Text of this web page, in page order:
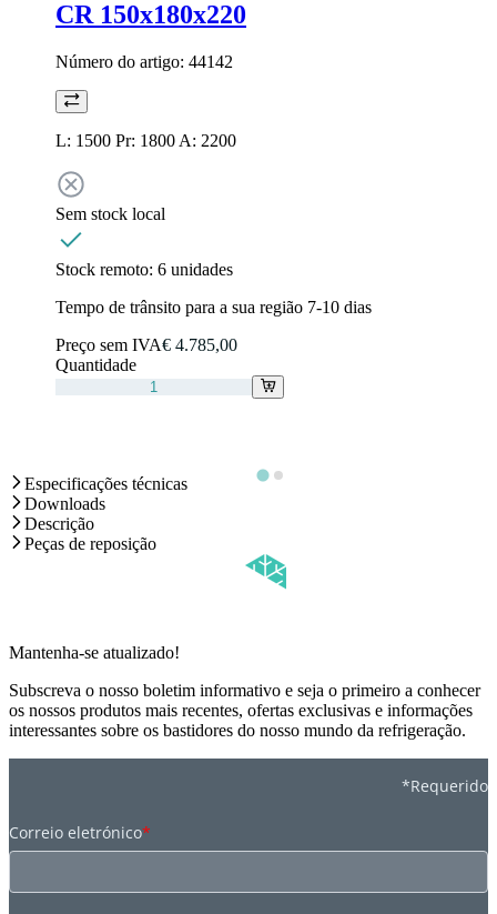
CR 150x180x220
Número do artigo: 44142
L: 1500 Pr: 1800 A: 2200
Sem stock local
Stock remoto: 6 unidades
Tempo de trânsito para a sua região 7-10 dias
Preço sem IVA€ 4.785,00
Quantidade
Especificações técnicas
Downloads
Descrição
Peças de reposição
Mantenha-se atualizado!
Subscreva o nosso boletim informativo e seja o primeiro a conhecer
os nossos produtos mais recentes, ofertas exclusivas e informações
interessantes sobre os bastidores do nosso mundo da refrigeração.
*Requerido
Correio eletrónico*